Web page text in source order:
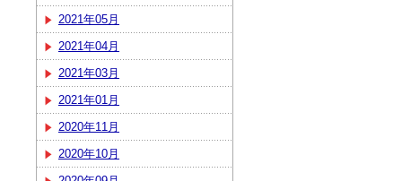
2021年05月
2021年04月
2021年03月
2021年01月
2020年11月
2020年10月